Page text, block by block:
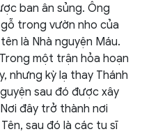
ban ân sủng. Ông
trong vườn nho của
là Nhà nguyện Máu.
một trận hỏa hoạn
nhưng kỳ lạ thay Thánh
sau đó được xây
đây trở thành nơi
sau đó là các tu sĩ